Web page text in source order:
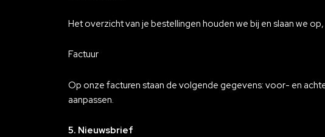
Het overzicht van je bestellingen houden we bij en slaan we
Factuur
Op onze facturen staan de volgende gegevens: voor- en
aanpassen.
5. Nieuwsbrief